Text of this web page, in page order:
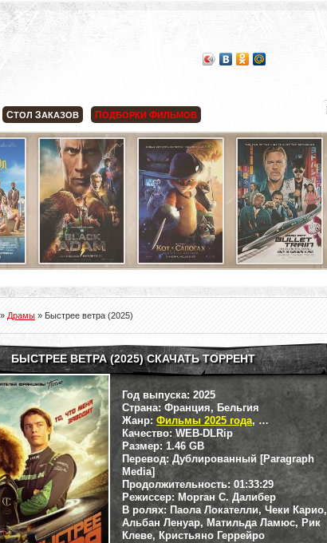
СТОЛ ЗАКАЗОВ ПОДБОРКИ ФИЛЬМОВ
» Драмы » Быстрее ветра (2025)
БЫСТРЕЕ ВЕТРА (2025) СКАЧАТЬ ТОРРЕНТ
Год выпуска: 2025
Страна: Франция, Бельгия
Жанр: Фильмы 2025 года, Боевики
Качество:WEB-DLRip
Размер: 1.46 GB
Перевод: Дублированный [Paragraph
Media]
Продолжительность: 01:33:29
Режиссер: Морган С. Далибер
В ролях: Паола Локателли, Чеки Карио,
Альбан Ленуар, Матильда Ламюс, Рик
Клеве, Кристьяно Геррейро